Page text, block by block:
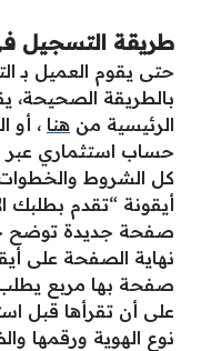
طريقة التسجيل
حتى يقوم العميل بـ
بالطريقة الصحيحة،
الرئيسية من هنا ، أو
حساب استثماري عبر
كل الشروط
أيقونة “تقدم
صفحة جديدة توضح
نهاية الصفحة على
صفحة بها مربع يطلب
على أن تقرأها قبل
نوع الهوية ورقمها